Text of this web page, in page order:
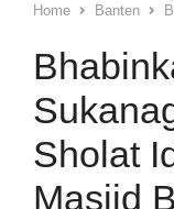
Home Banten
Sholat
Masjid